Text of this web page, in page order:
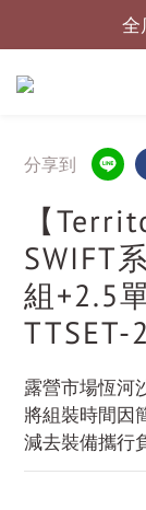
全
分享到
【
SWIFT
組+2.5
TTSET-
露營市場恆河
將組裝時間因
減去裝備攜行